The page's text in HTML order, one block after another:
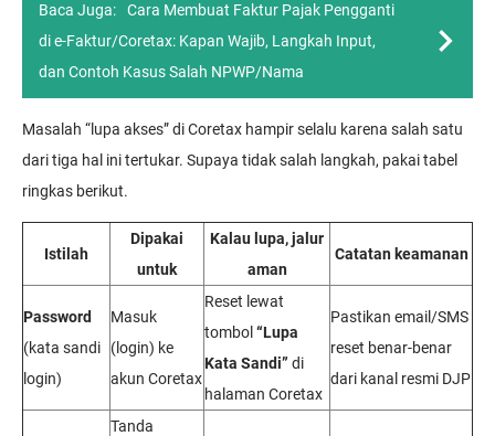
Baca Juga:
Cara Membuat Faktur Pajak Pengganti
di e-Faktur/Coretax: Kapan Wajib, Langkah Input,
dan Contoh Kasus Salah NPWP/Nama
Masalah “lupa akses” di Coretax hampir selalu karena salah satu
dari tiga hal ini tertukar. Supaya tidak salah langkah, pakai tabel
ringkas berikut.
Istilah
Dipakai
untuk
Kalau lupa, jalur
aman
Catatan keamanan
Password
(kata sandi
login)
Masuk
(login) ke
akun Coretax
Reset lewat
tombol “Lupa
Kata Sandi” di
halaman Coretax
Pastikan email/SMS
reset benar-benar
dari kanal resmi DJP
Tanda